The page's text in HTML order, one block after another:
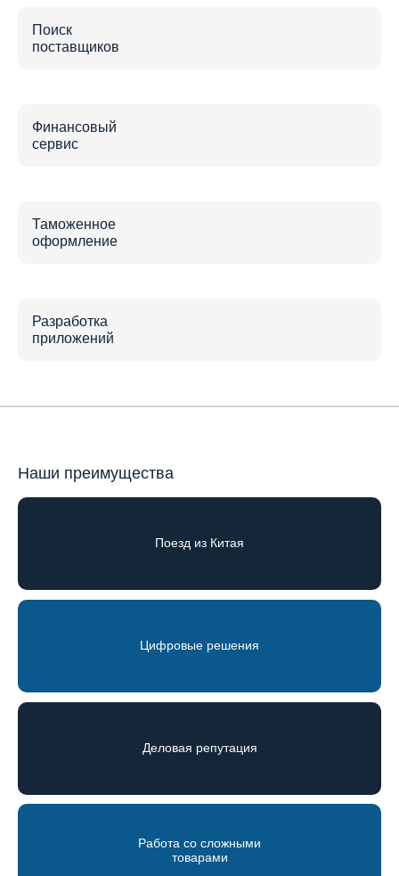
Поиск
поставщиков
Финансовый
сервис
Таможенное
оформление
Разработка
приложений
Наши преимущества
Поезд из Китая
Цифровые решения
Деловая репутация
Работа со сложными
товарами